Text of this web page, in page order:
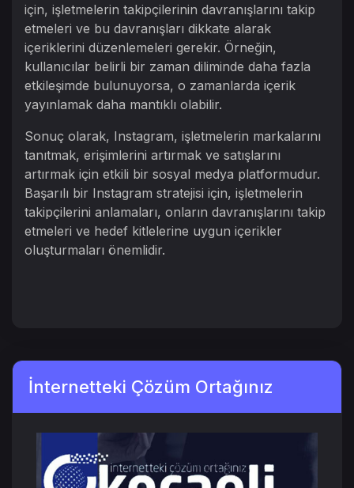
için, işletmelerin takipçilerinin davranışlarını takip
etmeleri ve bu davranışları dikkate alarak
içeriklerini düzenlemeleri gerekir. Örneğin,
kullanıcılar belirli bir zaman diliminde daha fazla
etkileşimde bulunuyorsa, o zamanlarda içerik
yayınlamak daha mantıklı olabilir.
Sonuç olarak, Instagram, işletmelerin markalarını
tanıtmak, erişimlerini artırmak ve satışlarını
artırmak için etkili bir sosyal medya platformudur.
Başarılı bir Instagram stratejisi için, işletmelerin
takipçilerini anlamaları, onların davranışlarını takip
etmeleri ve hedef kitlelerine uygun içerikler
oluşturmaları önemlidir.
İnternetteki Çözüm Ortağınız